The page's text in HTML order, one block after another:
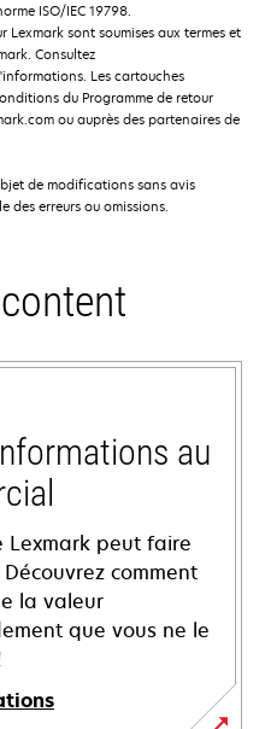
ISO/IEC 19798.
Lexmark sont soumises aux termes et
Consultez
Les cartouches
du Programme de retour
ou auprès des partenaires de
de modifications sans avis
des erreurs ou omissions.
au
Lexmark peut faire
comment
la valeur
que vous ne le